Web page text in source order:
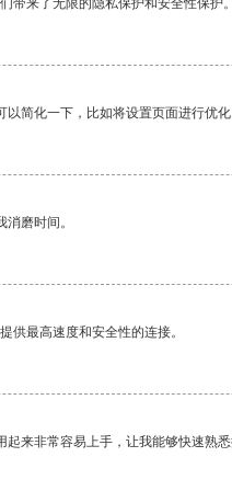
带来了无限的隐私保护和安全性保护。
简化一下，比如将设置页面进行优化
磨时间。
供最高速度和安全性的连接。
来非常容易上手，让我能够快速熟悉